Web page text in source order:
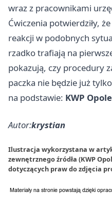
wraz z pracownikami
Ćwiczenia potwierdziły,
reakcji w podobnych
rzadko trafiają na
pokazują, czy procedury
paczka nie będzie już
na podstawie: KWP Opole
Autor:krystian
Ilustracja wykorzystana w
zewnętrznego źródła (KWP
dotyczących praw do zdjęcia